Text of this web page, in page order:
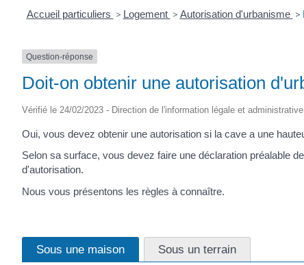
Accueil particuliers > Logement > Autorisation d'urbanisme >
Question-réponse
Doit-on obtenir une autorisation
Vérifié le 24/02/2023 - Direction de l'information légale et
Oui, vous devez obtenir une autorisation si la cave a une
Selon sa surface, vous devez faire une déclaration préalable
d'autorisation.
Nous vous présentons les règles à connaître.
Sous une maison Sous un terrain